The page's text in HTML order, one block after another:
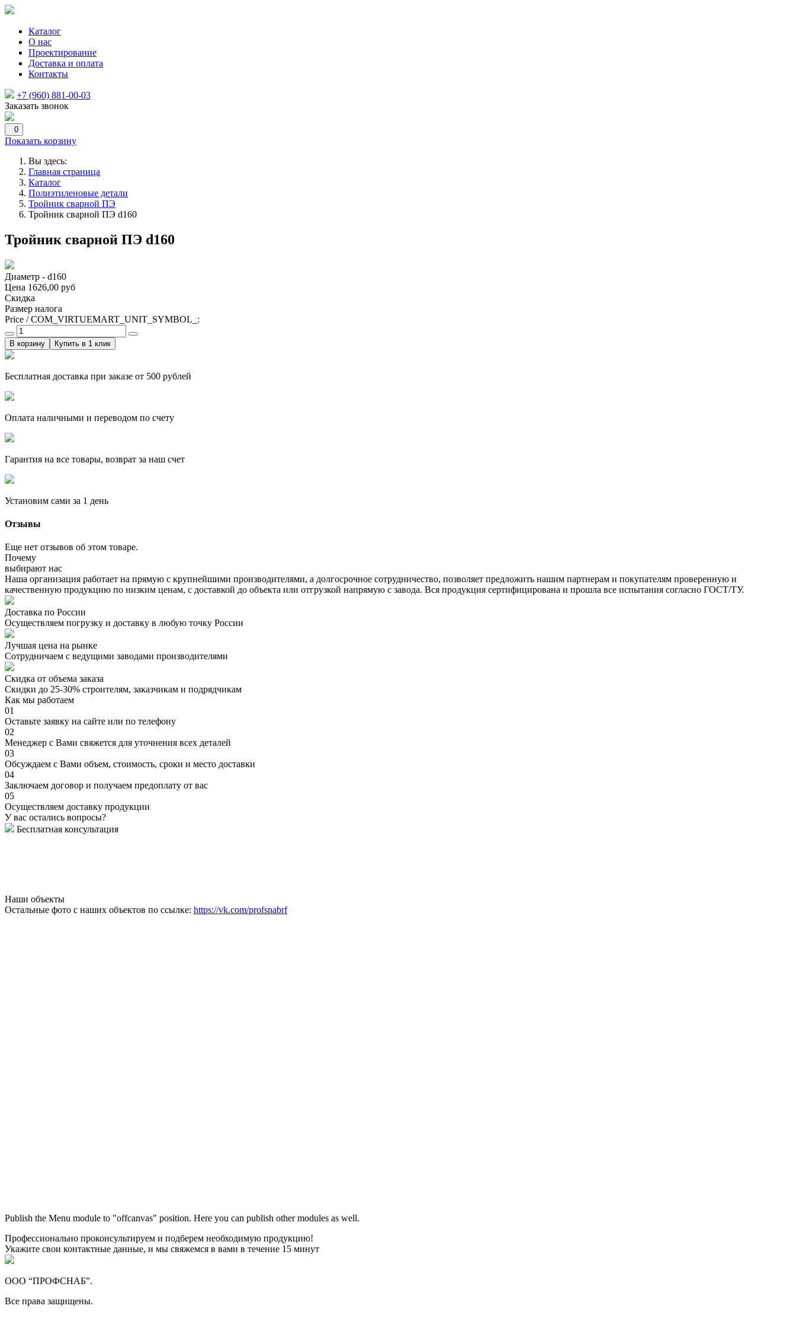
Каталог
О нас
Проектирование
Доставка и оплата
Контакты
+7 (960) 881-00-03
Заказать звонок
0
Показать корзину
Вы здесь:
Главная страница
Каталог
Полиэтиленовые детали
Тройник сварной ПЭ
Тройник сварной ПЭ d160
Тройник сварной ПЭ d160
Диаметр - d160
Цена 1626,00 руб
Скидка
Размер налога
Price / COM_VIRTUEMART_UNIT_SYMBOL_:
Купить в 1 клик
Бесплатная доставка при заказе от 500 рублей
Оплата наличными и переводом по счету
Гарантия на все товары, возврат за наш счет
Установим сами за 1 день
Отзывы
Еще нет отзывов об этом товаре.
Почему
выбирают нас
Наша организация работает на прямую с крупнейшими производителями, а долгосрочное сотрудничество, позволяет предложить нашим партнерам и покупателям проверенную и
качественную продукцию по низким ценам, с доставкой до объекта или отгрузкой напрямую с завода. Вся продукция сертифицирована и прошла все испытания согласно ГОСТ/ТУ.
Доставка по России
Осуществляем погрузку и доставку в любую точку России
Лучшая цена на рынке
Сотрудничаем с ведущими заводами производителями
Скидка от объема заказа
Скидки до 25-30% строителям, заказчикам и подрядчикам
Как мы работаем
01
Оставьте заявку на сайте или по телефону
02
Менеджер с Вами свяжется для уточнения всех деталей
03
Обсуждаем с Вами объем, стоимость, сроки и место доставки
04
Заключаем договор и получаем предоплату от вас
05
Осуществляем доставку продукции
У вас остались вопросы?
Бесплатная консультация
Наши объекты
Остальные фото с наших объектов по ссылке: https://vk.com/profsnabrf
Publish the Menu module to "offcanvas" position. Here you can publish other modules as well.
Профессионально проконсультируем и подберем необходимую продукцию!
Укажите свои контактные данные, и мы свяжемся в вами в течение 15 минут
ООО “ПРОФСНАБ”.
Все права защищены.